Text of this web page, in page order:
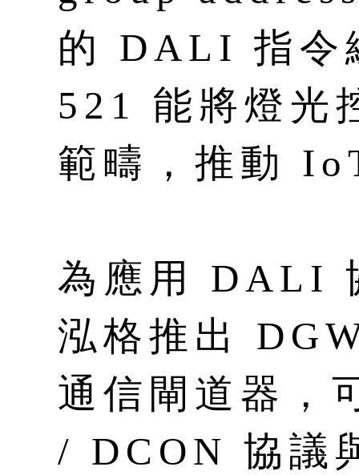
的 DALI 指令
521 能將燈光
範疇，推動
為應用 DALI
泓格推出
通信閘道器，
/ DCON 協議